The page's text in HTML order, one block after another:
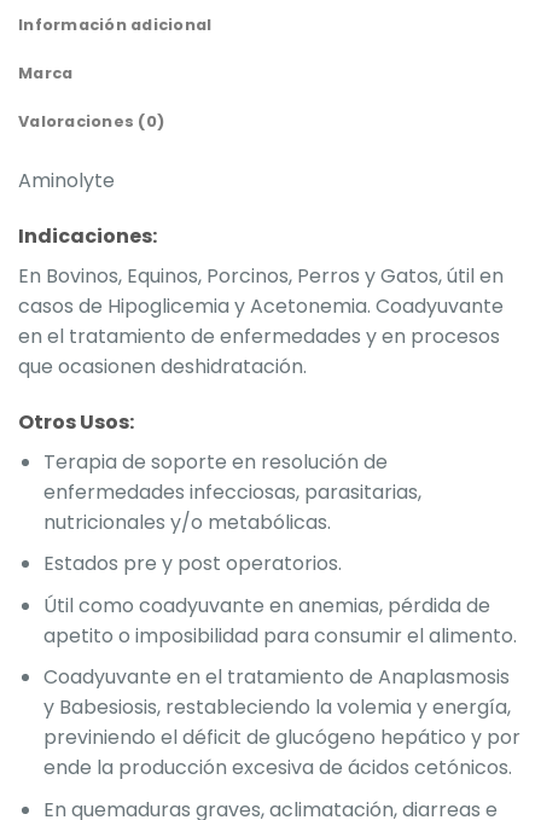
Información adicional
Marca
Valoraciones (0)
Aminolyte
Indicaciones:
En Bovinos, Equinos, Porcinos, Perros y Gatos, útil en
casos de Hipoglicemia y Acetonemia. Coadyuvante
en el tratamiento de enfermedades y en procesos
que ocasionen deshidratación.
Otros Usos:
Terapia de soporte en resolución de
enfermedades infecciosas, parasitarias,
nutricionales y/o metabólicas.
Estados pre y post operatorios.
Útil como coadyuvante en anemias, pérdida de
apetito o imposibilidad para consumir el alimento.
Coadyuvante en el tratamiento de Anaplasmosis
y Babesiosis, restableciendo la volemia y energía,
previniendo el déficit de glucógeno hepático y por
ende la producción excesiva de ácidos cetónicos.
En quemaduras graves, aclimatación, diarreas e